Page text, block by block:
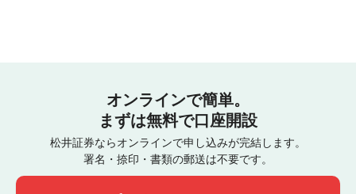
オンラインで簡単。
まずは無料で口座開設
松井証券ならオンラインで申し込みが完結します。
署名・捺印・書類の郵送は不要です。